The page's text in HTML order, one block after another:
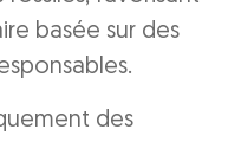
basée sur des
des